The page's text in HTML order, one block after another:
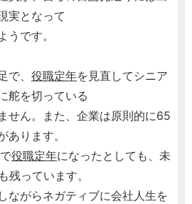
実となって
うです。
、 役職定年を見直してシニア
舵を切っている
せん。また、企業は原則的に65
あります。
役職定年になったとしても、未
残っています。
ながらネガティブに会社人生を